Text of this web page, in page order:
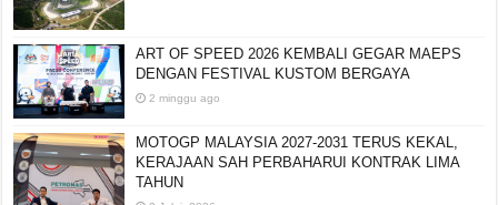
ART OF SPEED 2026 KEMBALI GEGAR MAEPS
DENGAN FESTIVAL KUSTOM BERGAYA
2 minggu ago
MOTOGP MALAYSIA 2027-2031 TERUS KEKAL,
KERAJAAN SAH PERBAHARUI KONTRAK LIMA
TAHUN